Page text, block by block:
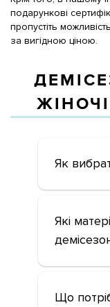
подарункові
пропустіть
за вигідною ціною.
Як
Які
Що